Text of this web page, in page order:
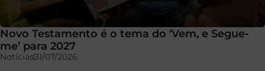
Novo Testamento é o tema do ‘Vem, e Segue-
me’ para 2027
Notícias31/07/2026